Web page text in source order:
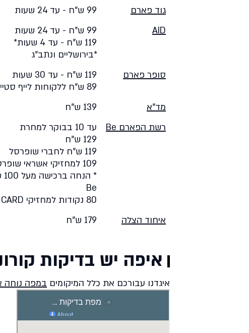
גוד פארם 99 ש"ח - עד 24 שעות
AID
99 ש"ח - עד 24 שעות
119 ש"ח - עד 4 שעות*
*בירושליים ונתב"ג
סופר פארם
119 ש"ח - עד 30 שעות
89 ש"ח ללקוחות לייף סטייל
מד"א 139 ש"ח
רשת הפארם Be
עד 10 בבוקר למחרת
129 ש"ח
119 ש"ח לחברי שופרסל
109 למחזיקי אשראי שופרסל
Be
80 נקודות למחזיקי FLY CARD
איחוד הצלה 179 ש"ח
איפה יש בדיקות
איגדנו עבורכם את כלל המיקומים במפה נוחה